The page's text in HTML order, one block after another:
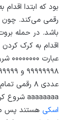
باشد. در حمله
اقدام به کرک
عددی ۸
aaaaaaaa شروع کرده و تا zzzzzzzz ادامه می‌دهد. رمزها بصورت
اسکی هستند پس